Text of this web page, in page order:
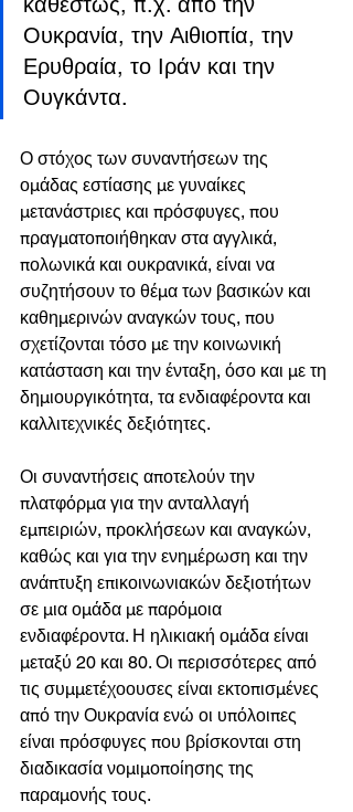
Ουκρανία, την Αιθιοπία, την
Ερυθραία, το Ιράν και την
Ουγκάντα.
Ο στόχος των συναντήσεων της
ομάδας εστίασης με γυναίκες
μετανάστριες και πρόσφυγες, που
πραγματοποιήθηκαν στα αγγλικά,
πολωνικά και ουκρανικά, είναι να
συζητήσουν το θέμα των βασικών και
καθημερινών αναγκών τους, που
σχετίζονται τόσο με την κοινωνική
κατάσταση και την ένταξη, όσο και με τη
δημιουργικότητα, τα ενδιαφέροντα και
καλλιτεχνικές δεξιότητες.
Οι συναντήσεις αποτελούν την
πλατφόρμα για την ανταλλαγή
εμπειριών, προκλήσεων και αναγκών,
καθώς και για την ενημέρωση και την
ανάπτυξη επικοινωνιακών δεξιοτήτων
σε μια ομάδα με παρόμοια
ενδιαφέροντα. Η ηλικιακή ομάδα είναι
μεταξύ 20 και 80. Οι περισσότερες από
τις συμμετέχοουσες είναι εκτοπισμένες
από την Ουκρανία ενώ οι υπόλοιπες
είναι πρόσφυγες που βρίσκονται στη
διαδικασία νομιμοποίησης της
παραμονής τους.